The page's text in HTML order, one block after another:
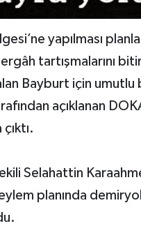
yapılması
tartışmalarını
Bayburt için umutlu
açıklanan
Selahattin
planında